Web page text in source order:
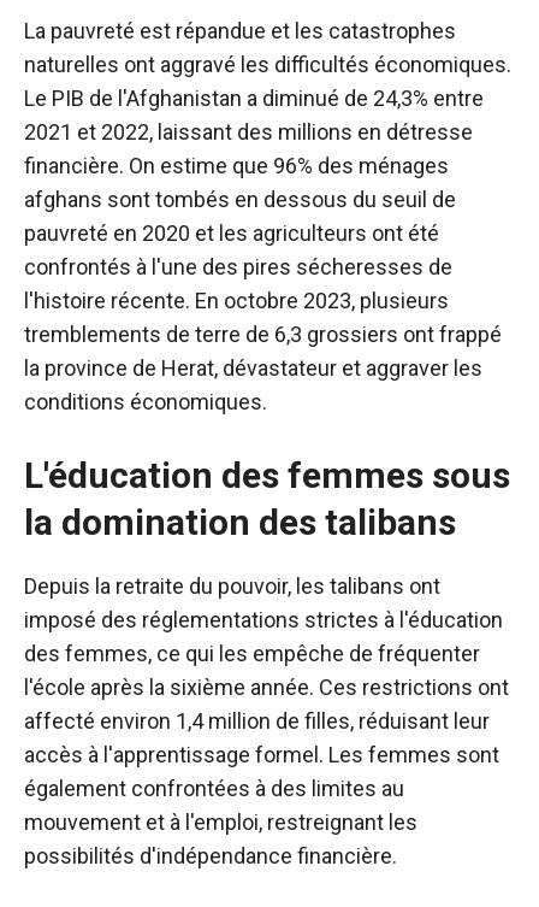
La pauvreté est répandue et les catastrophes
naturelles ont aggravé les difficultés économiques.
Le PIB de l'Afghanistan a diminué de 24,3% entre
2021 et 2022, laissant des millions en détresse
financière. On estime que 96% des ménages
afghans sont tombés en dessous du seuil de
pauvreté en 2020 et les agriculteurs ont été
confrontés à l'une des pires sécheresses de
l'histoire récente. En octobre 2023, plusieurs
tremblements de terre de 6,3 grossiers ont frappé
la province de Herat, dévastateur et aggraver les
conditions économiques.
L'éducation des femmes sous
la domination des talibans
Depuis la retraite du pouvoir, les talibans ont
imposé des réglementations strictes à l'éducation
des femmes, ce qui les empêche de fréquenter
l'école après la sixième année. Ces restrictions ont
affecté environ 1,4 million de filles, réduisant leur
accès à l'apprentissage formel. Les femmes sont
également confrontées à des limites au
mouvement et à l'emploi, restreignant les
possibilités d'indépendance financière.